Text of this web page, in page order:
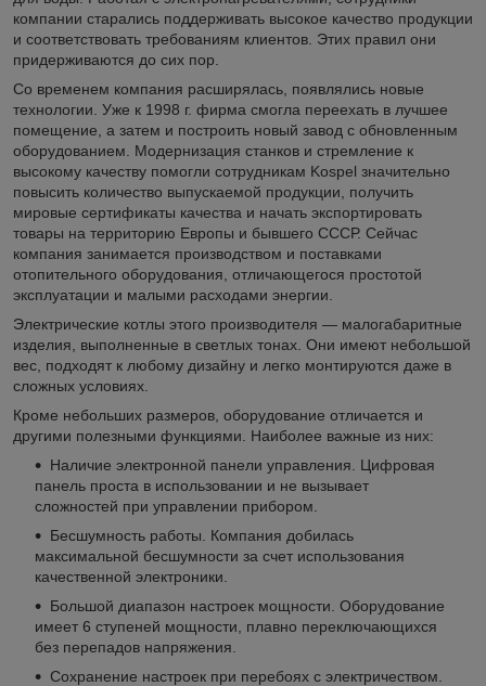
компании старались поддерживать высокое качество продукции
и соответствовать требованиям клиентов. Этих правил они
придерживаются до сих пор.
Со временем компания расширялась, появлялись новые
технологии. Уже к 1998 г. фирма смогла переехать в лучшее
помещение, а затем и построить новый завод с обновленным
оборудованием. Модернизация станков и стремление к
высокому качеству помогли сотрудникам Kospel значительно
повысить количество выпускаемой продукции, получить
мировые сертификаты качества и начать экспортировать
товары на территорию Европы и бывшего СССР. Сейчас
компания занимается производством и поставками
отопительного оборудования, отличающегося простотой
эксплуатации и малыми расходами энергии.
Электрические котлы этого производителя — малогабаритные
изделия, выполненные в светлых тонах. Они имеют небольшой
вес, подходят к любому дизайну и легко монтируются даже в
сложных условиях.
Кроме небольших размеров, оборудование отличается и
другими полезными функциями. Наиболее важные из них:
Наличие электронной панели управления. Цифровая
панель проста в использовании и не вызывает
сложностей при управлении прибором.
Бесшумность работы. Компания добилась
максимальной бесшумности за счет использования
качественной электроники.
Большой диапазон настроек мощности. Оборудование
имеет 6 ступеней мощности, плавно переключающихся
без перепадов напряжения.
Сохранение настроек при перебоях с электричеством.